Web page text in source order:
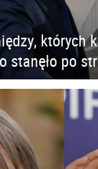
których
stanęło po